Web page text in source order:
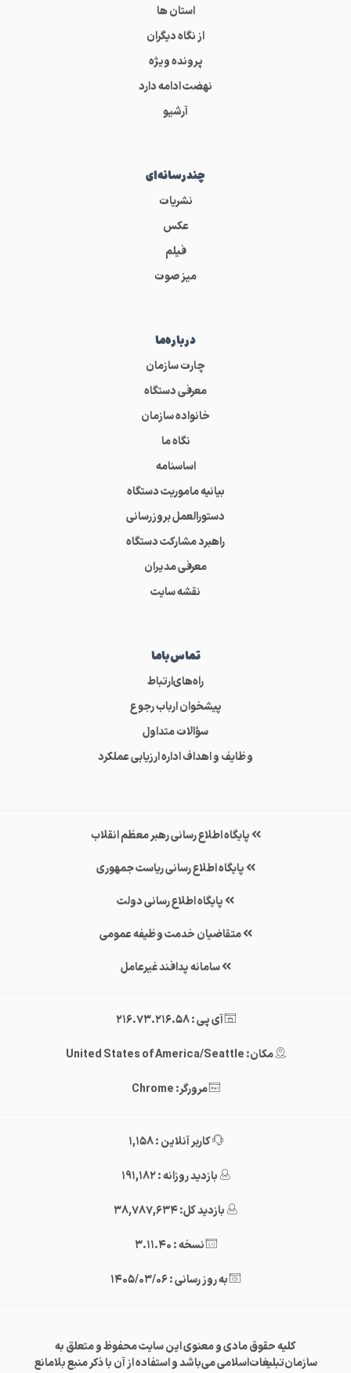
استان ها
از نگاه دیگران
پرونده ویژه
نهضت ادامه دارد
آرشیو
چندرسانه‌ای
نشریات
عکس
فیلم
میز صوت
درباره‌ما
چارت سازمان
معرفی دستگاه
خانواده سازمان
نگاه ما
اساسنامه
بیانیه ماموریت دستگاه
دستورالعمل بروزرسانی
راهبرد مشارکت دستگاه
معرفی مدیران
نقشه سایت
تماس‌باما
راه‌های‌ارتباط
پیشخوان ارباب رجوع
سؤالات متداول
وظایف و اهداف اداره ارزیابی عملکرد
پایگاه اطلاع رسانی رهبر معظم انقلاب
پایگاه اطلاع رسانی ریاست جمهوری
پایگاه اطلاع رسانی دولت
متقاضیان خدمت وظیفه عمومی
سامانه پدافند غیرعامل
آی پی : 216.73.216.58
مکان: United States of America/Seattle
مرورگر: Chrome
کاربر آنلاین : 1,158
بازدید روزانه : 191,182
بازدید کل: 38,787,634
نسخه : 3.11.40
به روز رسانی : 1405/03/06
کلیه حقوق مادی و معنوی این سایت محفوظ و متعلق به
سازمان‌تبلیغات‌اسلامی می‌باشد و استفاده از آن با ذکر منبع بلامانع